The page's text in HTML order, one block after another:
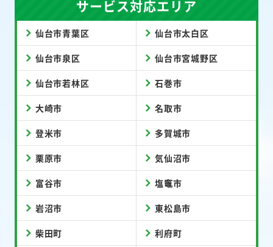
サービス対応エリア
仙台市青葉区 仙台市太白区
仙台市泉区 仙台市宮城野区
仙台市若林区 石巻市
大崎市 名取市
登米市 多賀城市
栗原市 気仙沼市
富谷市 塩竈市
岩沼市 東松島市
柴田町 利府町